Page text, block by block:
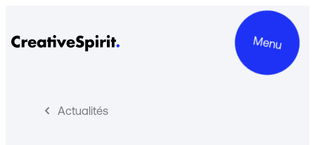
Menu
Actualités